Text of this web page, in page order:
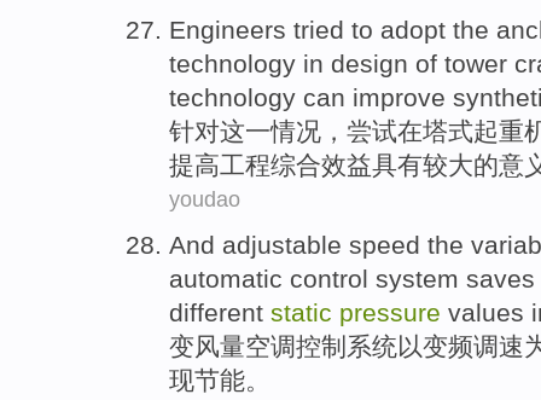
Engineers tried to adopt the
technology in design of tower
technology can improve
针对这一情况， 尝试在塔式起重
提高工程综合效益具有较大的意
youdao
And adjustable speed the
automatic control system saves
different static pressure values
变风量空调控制系统以变频调速
现节能。